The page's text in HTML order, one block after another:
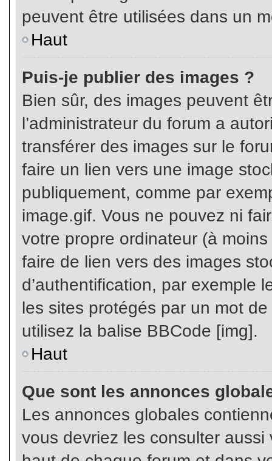
peuvent être utilisées dans un
Haut
Puis-je publier des images ?
Bien sûr, des images peuvent
l’administrateur du forum a
transférer des images sur le
faire un lien vers une image
publiquement, comme par
image.gif. Vous ne pouvez ni
votre propre ordinateur (à
faire de lien vers des images
d’authentification, par exemple
les sites protégés par un mot
utilisez la balise BBCode [img].
Haut
Que sont les annonces
Les annonces globales
vous devriez les consulter